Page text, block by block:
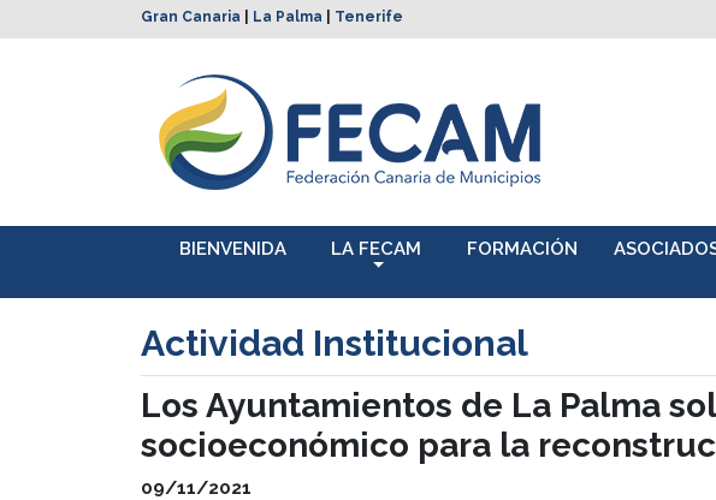
Gran Canaria La Palma Tenerife
BIENVENIDA LA FECAM FORMACIÓN
Actividad Institucional
Los Ayuntamientos de La Palma
socioeconómico para la
09/11/2021